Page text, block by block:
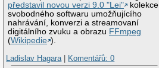
představil novou verzi 9.0 "Lei"
kolekce
svobodného softwaru umožňujícího
nahrávání, konverzi a streamovaní
digitálního zvuku a obrazu FFmpeg
(Wikipedie ).
Ladislav Hagara
Komentářů: 0